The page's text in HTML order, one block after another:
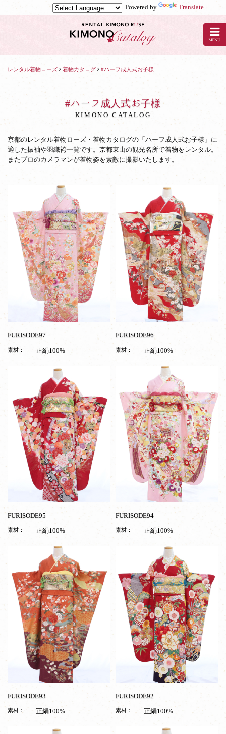
Powered by
Translate
ル
ー
ー
お
レンタル着物ローズ 着物カタログ #ハーフ成人式お子様
#ハーフ成人式お子様
KIMONO CATALOG
京都のレンタル着物ローズ・着物カタログの「ハーフ成人式お子様」に
適した振袖や羽織袴一覧です。京都東山の観光名所で着物をレンタル。
またプロのカメラマンが着物姿を素敵に撮影いたします。
FURISODE97
素材： 正絹100%
FURISODE96
素材： 正絹100%
FURISODE95
素材： 正絹100%
FURISODE94
素材： 正絹100%
FURISODE93
素材： 正絹100%
FURISODE92
素材： 正絹100%